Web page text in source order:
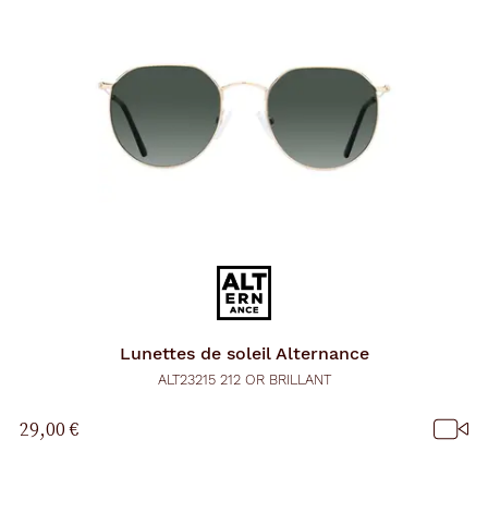
Lunettes de soleil Alternance
ALT23215 212 OR BRILLANT
29,00 €